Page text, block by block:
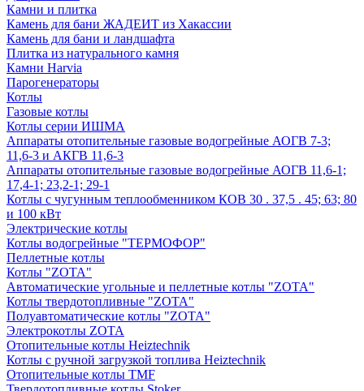
Камни и плитка
Камень для бани ЖАДЕИТ из Хакассии
Камень для бани и ландшафта
Плитка из натурального камня
Камни Harvia
Парогенераторы
Котлы
Газовые котлы
Котлы серии ИШМА
Аппараты отопительные газовые водогрейные АОГВ 7-3;
11,6-3 и АКГВ 11,6-3
Аппараты отопительные газовые водогрейные АОГВ 11,6-1;
17,4-1; 23,2-1; 29-1
Котлы с чугунным теплообменником КОВ 30 . 37,5 . 45; 63; 80
и 100 кВт
Электрические котлы
Котлы водогрейные "ТЕРМОФОР"
Пеллетные котлы
Котлы "ZOTA"
Автоматические угольные и пеллетные котлы "ZOTA"
Котлы твердотопливные "ZOTA"
Полуавтоматические котлы "ZOTA"
Электрокотлы ZOTA
Отопительные котлы Heiztechnik
Котлы с ручной загрузкой топлива Heiztechnik
Отопительные котлы TMF